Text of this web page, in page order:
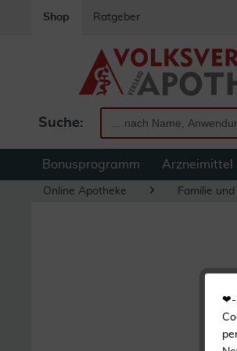
Shop Ratgeber
Suche:
Bonusprogramm Arzneimittel
Online Apotheke Familie
❤-